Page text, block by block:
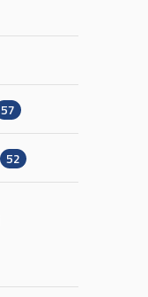
57
52